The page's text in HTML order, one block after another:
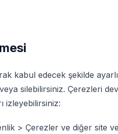
kabul edecek şekilde
silebilirsiniz. Çerezleri
izleyebilirsiniz:
> Çerezler ve diğer site